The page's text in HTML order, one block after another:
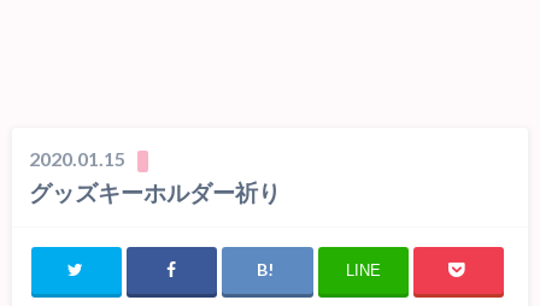
2020.01.15
グッズキーホルダー祈り
LINE